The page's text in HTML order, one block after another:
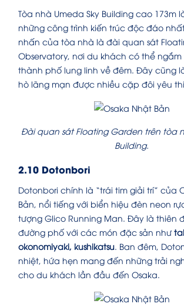
Tòa nhà Umeda Sky Building cao 173m
những công trình kiến trúc độc đáo
nhấn của tòa nhà là đài quan sát
Observatory, nơi du khách có thể
thành phố lung linh về đêm. Đây cũng
hò lãng mạn được nhiều cặp đôi yêu
Đài quan sát Floating Garden trên tòa
Building.
2.10 Dotonbori
Dotonbori chính là “trái tim giải trí” của
Bản, nổi tiếng với biển hiệu đèn neon
tượng Glico Running Man. Đây là thiên
đường phố với các món đặc sản như
okonomiyaki, kushikatsu. Ban đêm,
nhiệt, hứa hẹn mang đến những trải
cho du khách lần đầu đến Osaka.